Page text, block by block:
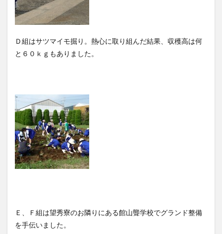
Ｄ組はサツマイモ掘り。熱心に取り組んだ結果、収穫高は何
と６０ｋｇもありました。
Ｅ、Ｆ組は望秀寮のお隣りにある館山聾学校でグランド整備
を手伝いました。